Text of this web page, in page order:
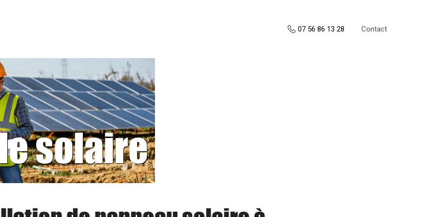
07 56 86 13 28 Contact
solaire